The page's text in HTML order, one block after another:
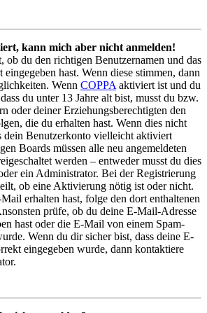
kann mich aber nicht anmelden!
ob du den richtigen Benutzernamen und das
eingegeben hast. Wenn diese stimmen, dann
Wenn COPPA aktiviert ist und du
du unter 13 Jahre alt bist, musst du bzw.
oder deiner Erziehungsberechtigten den
die du erhalten hast. Wenn dies nicht
dein Benutzerkonto vielleicht aktiviert
Boards müssen alle neu angemeldeten
werden – entweder musst du dies
ein Administrator. Bei der Registrierung
ob eine Aktivierung nötig ist oder nicht.
erhalten hast, folge den dort enthaltenen
prüfe, ob du deine E-Mail-Adresse
hast oder die E-Mail von einem Spam-
Wenn du dir sicher bist, dass deine E-
eingegeben wurde, dann kontaktiere